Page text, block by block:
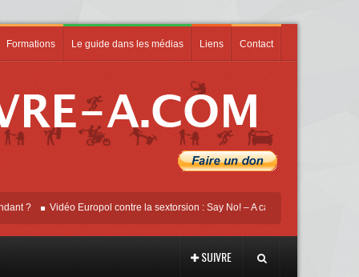
Formations Le guide dans les médias Liens Contact
Vidéo Europol contre la sextorsion : Say No! – A campaign against online
SUIVRE